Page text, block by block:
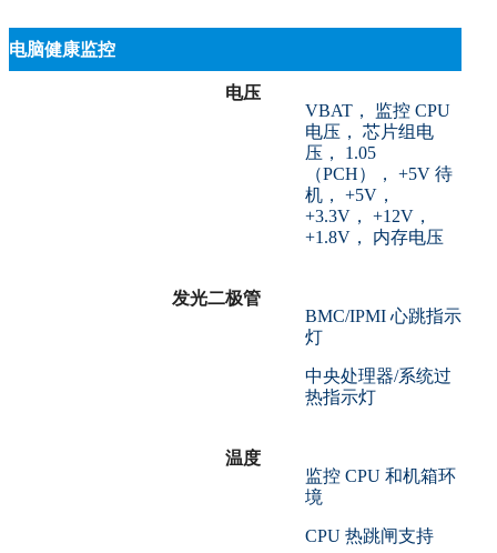
电脑健康监控
电压
VBAT， 监控 CPU
电压， 芯片组电
压， 1.05
（PCH）， +5V 待
机， +5V，
+3.3V， +12V，
+1.8V， 内存电压
发光二极管
BMC/IPMI 心跳指示
灯
中央处理器/系统过
热指示灯
温度
监控 CPU 和机箱环
境
CPU 热跳闸支持